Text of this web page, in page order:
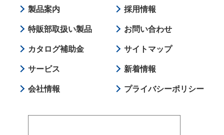
製品案内
特販部取扱い製品
カタログ補助金
サービス
会社情報
採用情報
お問い合わせ
サイトマップ
新着情報
プライバシーポリシー